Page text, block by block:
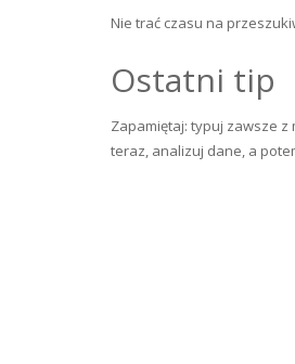
Nie trać czasu na
Ostatni tip
Zapamiętaj: typuj zawsze z
teraz, analizuj dane, a